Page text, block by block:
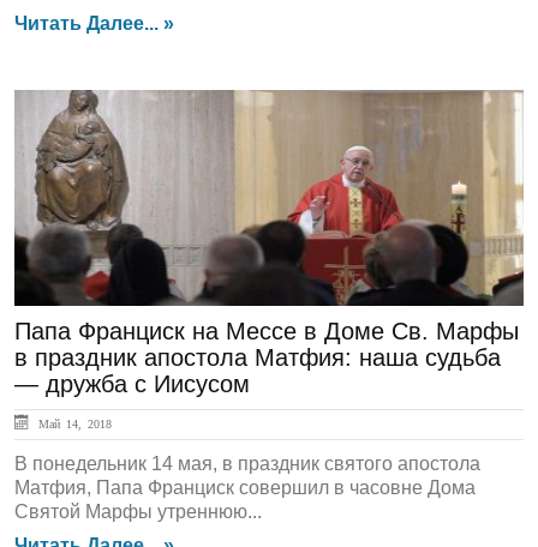
Читать Далее... »
ЛЕНТА НОВОСТЕЙ
Папа Франциск на Мессе в Доме Св. Марфы
в праздник апостола Матфия: наша судьба
— дружба с Иисусом
Май 14, 2018
В понедельник 14 мая, в праздник святого апостола
Матфия, Папа Франциск совершил в часовне Дома
Святой Марфы утреннюю...